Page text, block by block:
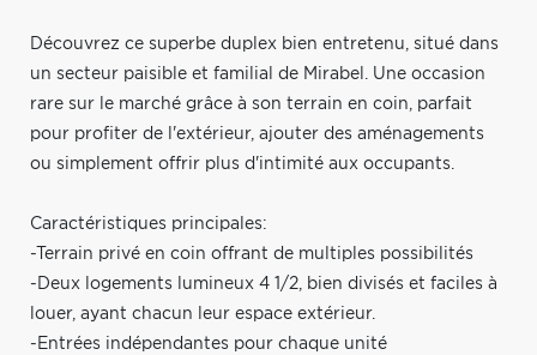
Découvrez ce superbe duplex bien entretenu, situé dans
un secteur paisible et familial de Mirabel. Une occasion
rare sur le marché grâce à son terrain en coin, parfait
pour profiter de l'extérieur, ajouter des aménagements
ou simplement offrir plus d'intimité aux occupants.
Caractéristiques principales:
-Terrain privé en coin offrant de multiples possibilités
-Deux logements lumineux 4 1/2, bien divisés et faciles à
louer, ayant chacun leur espace extérieur.
-Entrées indépendantes pour chaque unité